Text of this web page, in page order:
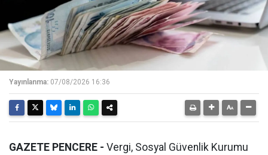
Yayınlanma: 07/08/2026 16:36
GAZETE PENCERE - Vergi, Sosyal Güvenlik Kurumu